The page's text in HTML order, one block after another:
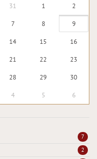
31 1 2
7 8 9
14 15 16
21 22 23
28 29 30
4 5 6
7
2